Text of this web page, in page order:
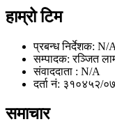
हाम्रो टिम
प्रबन्ध निर्देशक: N/A
सम्पादक: रञ्जित
संवाददाता : N/A
दर्ता नं: ३१०४५२/
समाचार